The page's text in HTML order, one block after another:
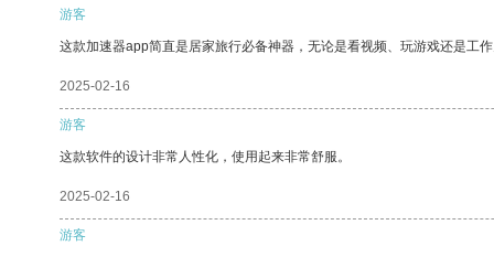
游客
这款加速器app简直是居家旅行必备神器，无论是看视频、玩游戏还是工
2025-02-16
游客
这款软件的设计非常人性化，使用起来非常舒服。
2025-02-16
游客